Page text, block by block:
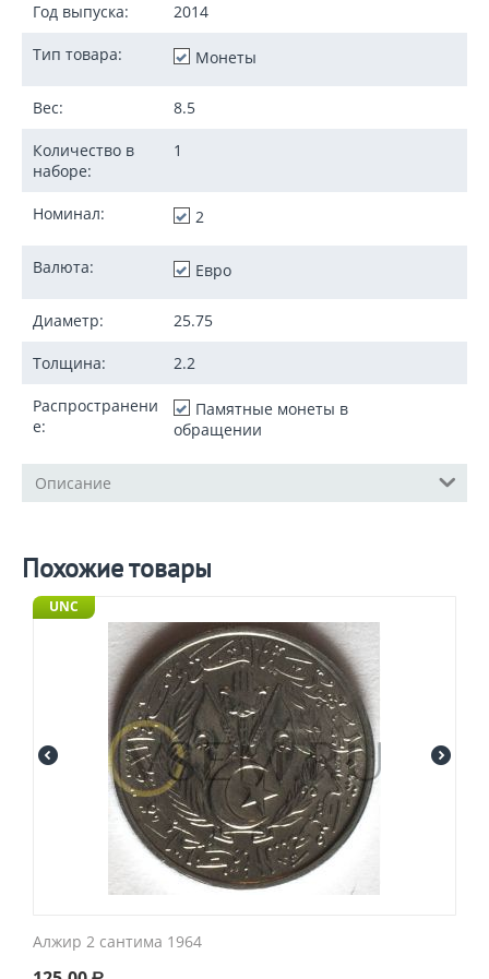
Год выпуска: 2014
Тип товара: Монеты
Вес: 8.5
Количество в
наборе:
1
Номинал: 2
Валюта: Евро
Диаметр: 25.75
Толщина: 2.2
Распространени
е:
Памятные монеты в
обращении
Описание
Похожие товары
UNC
Алжир 2 сантима 1964